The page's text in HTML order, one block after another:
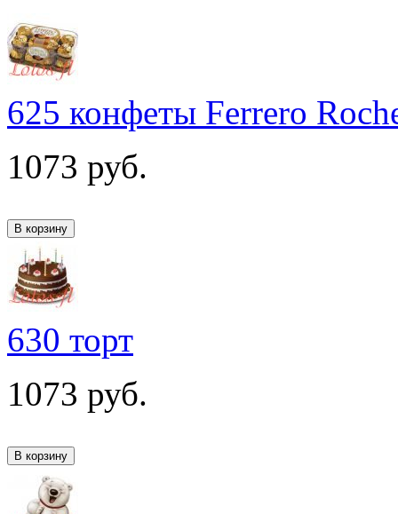
625 конфеты Ferrero
1073 руб.
630 торт
1073 руб.